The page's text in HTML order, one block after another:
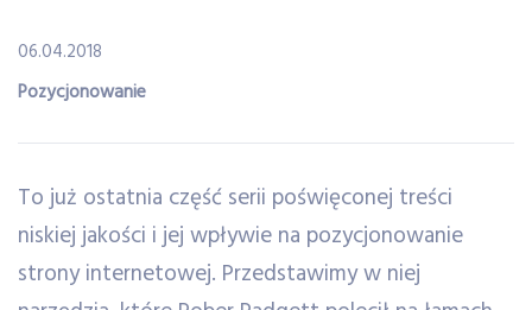
06.04.2018
Pozycjonowanie
To już ostatnia część serii poświęconej treści
niskiej jakości i jej wpływie na pozycjonowanie
strony internetowej. Przedstawimy w niej